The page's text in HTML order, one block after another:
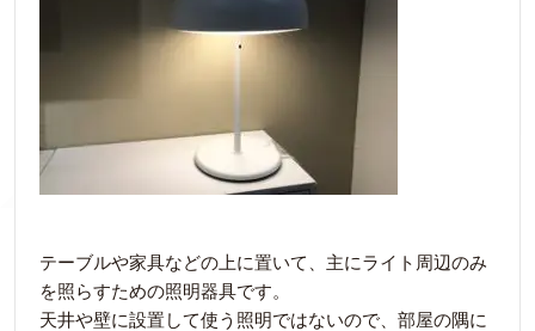
テーブルや家具などの上に置いて、主にライト周辺のみ
を照らすための照明器具です。
天井や壁に設置して使う照明ではないので、部屋の隅に